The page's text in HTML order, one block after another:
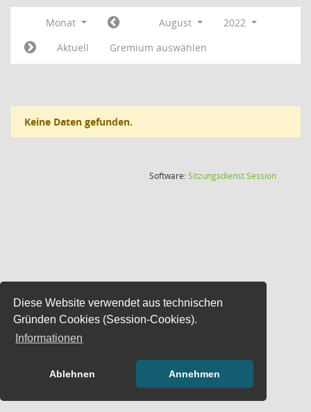
Diese Website verwendet aus technischen
Gründen Cookies (Session-Cookies).
Informationen
Ablehnen Annehmen
Monat August
2022
Aktuell
Gremium auswählen
Keine Daten gefunden.
Software:SitzungsdienstSession(Wird in